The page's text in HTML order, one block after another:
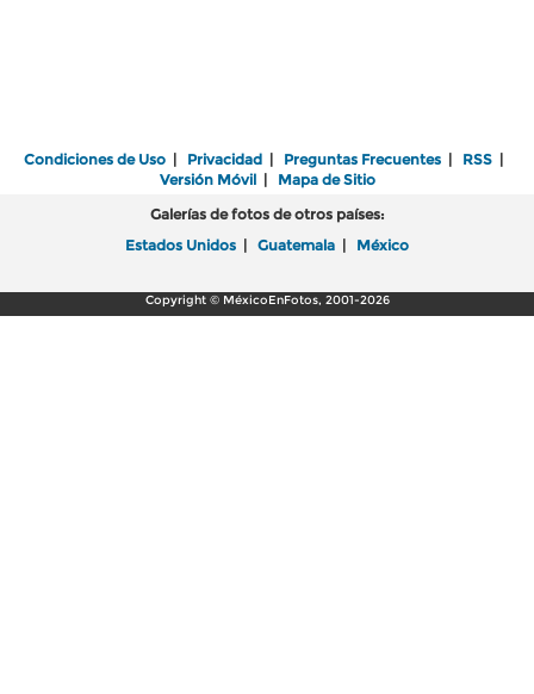
Condiciones de Uso | Privacidad | Preguntas Frecuentes | RSS |
Versión Móvil| Mapa de Sitio
Galerías de fotos de otros países:
Estados Unidos | Guatemala | México
Copyright © MéxicoEnFotos, 2001-2026